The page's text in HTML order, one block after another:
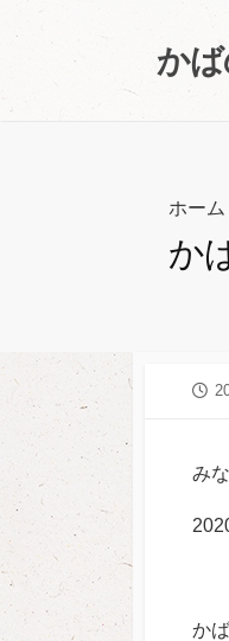
ン
か
ホーム
か
公
み
か